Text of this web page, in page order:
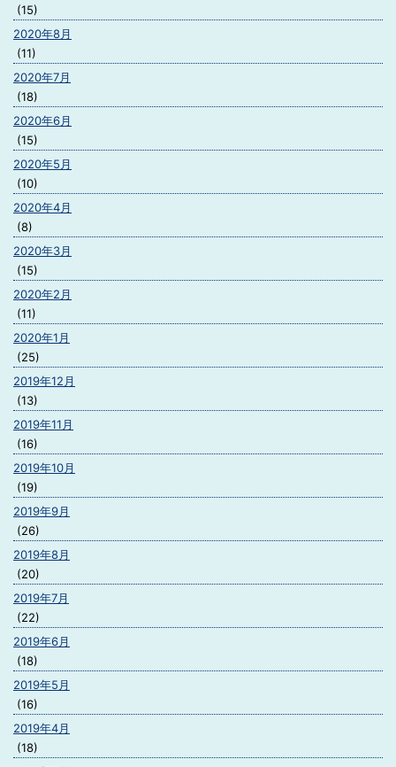
(15)
2020年8月
(11)
2020年7月
(18)
2020年6月
(15)
2020年5月
(10)
2020年4月
(8)
2020年3月
(15)
2020年2月
(11)
2020年1月
(25)
2019年12月
(13)
2019年11月
(16)
2019年10月
(19)
2019年9月
(26)
2019年8月
(20)
2019年7月
(22)
2019年6月
(18)
2019年5月
(16)
2019年4月
(18)